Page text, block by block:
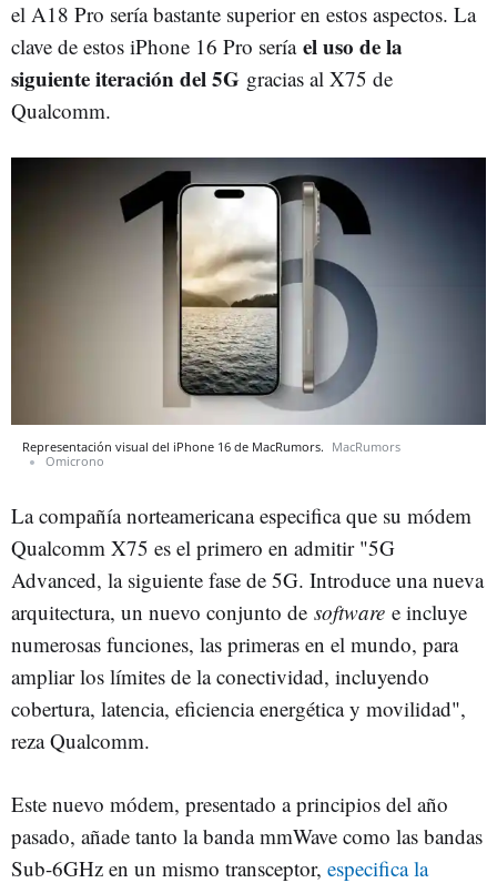
el A18 Pro sería bastante superior en estos aspectos. La
clave de estos iPhone 16 Pro sería el uso de la
siguiente iteración del 5G gracias al X75 de
Qualcomm.
Representación visual del iPhone 16 de MacRumors. MacRumors
Omicrono
La compañía norteamericana especifica que su módem
Qualcomm X75 es el primero en admitir "5G
Advanced, la siguiente fase de 5G. Introduce una nueva
arquitectura, un nuevo conjunto de software e incluye
numerosas funciones, las primeras en el mundo, para
ampliar los límites de la conectividad, incluyendo
cobertura, latencia, eficiencia energética y movilidad",
reza Qualcomm.
Este nuevo módem, presentado a principios del año
pasado, añade tanto la banda mmWave como las bandas
Sub-6GHz en un mismo transceptor, especifica la